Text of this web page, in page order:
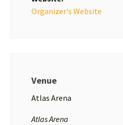
Organizer's Website
Venue
Atlas Arena
Atlas Arena